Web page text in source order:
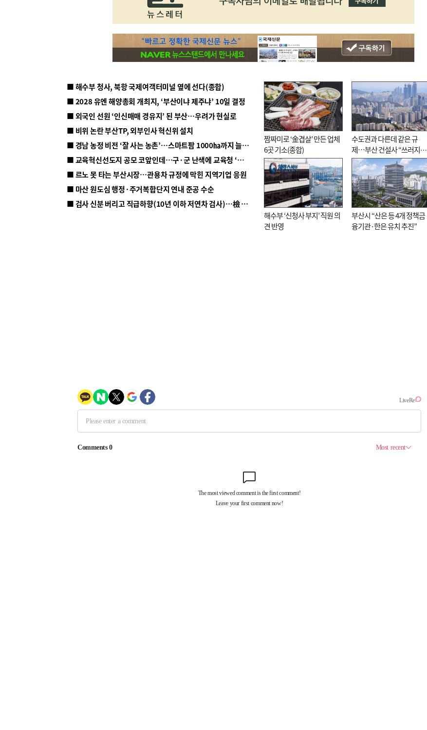
■ 해수부 청사, 북항 국제여객터미널 옆에 선다(종합)
■ 2028 유엔 해양총회 개최지, ‘부산이냐 제주냐’ 10일 결정
■ 외국인 선원 ‘인신매매 경유지’ 된 부산…우려가 현실로
■ 비위 논란 부산TP, 외부인사 혁신위 설치
■ 경남 농정 비전 ‘잘 사는 농촌’…스마트팜 1000㏊까지 늘린다
■ 교육혁신선도지 공모 코앞인데…구·군 난색에 교육청 ‘쩔쩔’
■ 르노 못 타는 부산시장…관용차 규정에 막힌 지역기업 응원
■ 마산 원도심 행정·주거복합단지 연내 준공 수순
■ 검사 신분 버리고 직급하향(10년 이하 저연차 검사)…檢 중수청행 기피
짬짜미로 ‘金겹살’ 만든 업체
6곳 기소(종합)
수도권과 다른데 같은 규
제…부산 건설사 “쓰러지기
직전”
해수부 ‘신청사 부지’ 직원 의
견 반영
부산시 “산은 등 4개 정책금
융기관·한은 유치 추진”